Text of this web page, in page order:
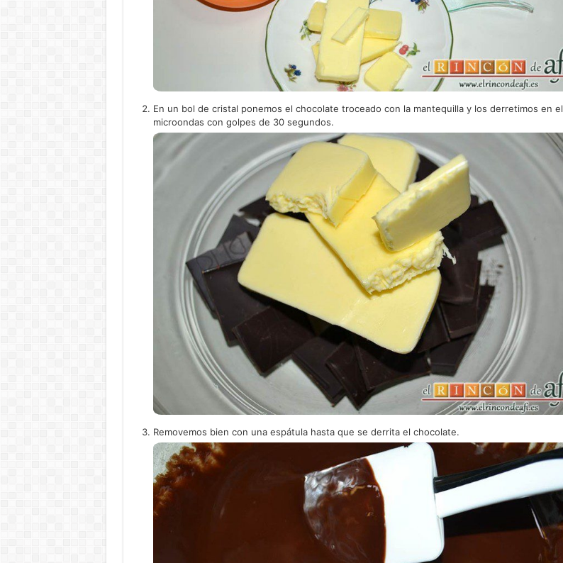
En un bol de cristal ponemos el chocolate troceado con la mantequilla y los derretimos en el
microondas con golpes de 30 segundos.
Removemos bien con una espátula hasta que se derrita el chocolate.